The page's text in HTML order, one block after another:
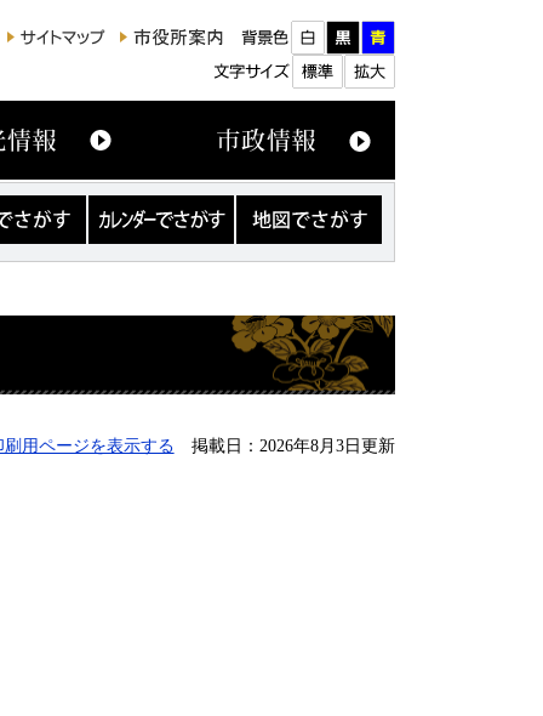
レ
で
す
図
す
刷用ページを表示する 掲載日：2026年8月3日更新